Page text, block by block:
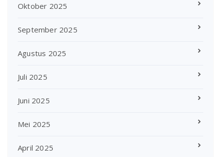
Oktober 2025
September 2025
Agustus 2025
Juli 2025
Juni 2025
Mei 2025
April 2025